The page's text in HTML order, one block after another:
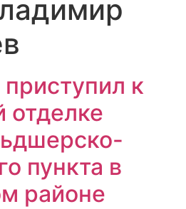
к
отделке
пункта в
районе